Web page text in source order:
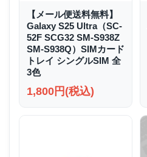
【メール便送料無料】
Galaxy S25 Ultra（SC-
52F SCG32 SM-S938Z
SM-S938Q）SIMカード
トレイ シングルSIM 全
3色
1,800円(税込)